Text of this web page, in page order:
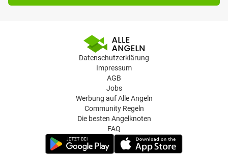
Datenschutzerklärung
Impressum
AGB
Jobs
Werbung auf Alle Angeln
Community Regeln
Die besten Angelknoten
FAQ